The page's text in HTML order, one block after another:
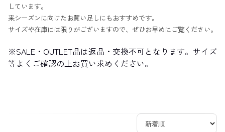
しています。
来シーズンに向けたお買い足しにもおすすめです。
サイズや在庫には限りがございますので、ぜひお早めにご覧ください。
※SALE・OUTLET品は返品・交換不可となります。サイズ
等よくご確認の上お買い求めください。